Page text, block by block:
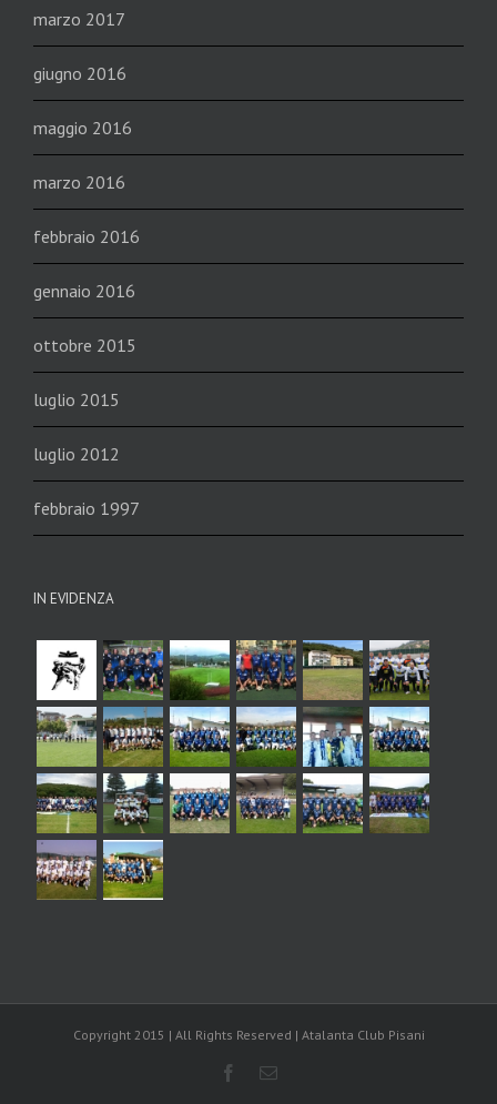
marzo 2017
giugno 2016
maggio 2016
marzo 2016
febbraio 2016
gennaio 2016
ottobre 2015
luglio 2015
luglio 2012
febbraio 1997
IN EVIDENZA
Copyright 2015 | All Rights Reserved | Atalanta Club Pisani